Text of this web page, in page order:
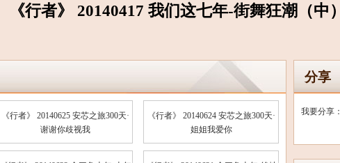
《行者》 20140417 我们这七年-街舞狂潮（中）
《行者》 20140625 安芯之旅300天·
谢谢你歧视我
《行者》 20140624 安芯之旅300天·
姐姐我爱你
分享
我要分享：